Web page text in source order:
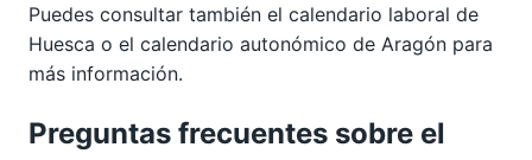
Puedes consultar también el calendario laboral de
Huesca o el calendario autonómico de Aragón para
más información.
Preguntas frecuentes sobre el